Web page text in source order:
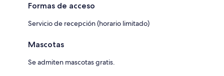
Formas de acceso
Servicio de recepción (horario limitado)
Mascotas
Se admiten mascotas gratis.